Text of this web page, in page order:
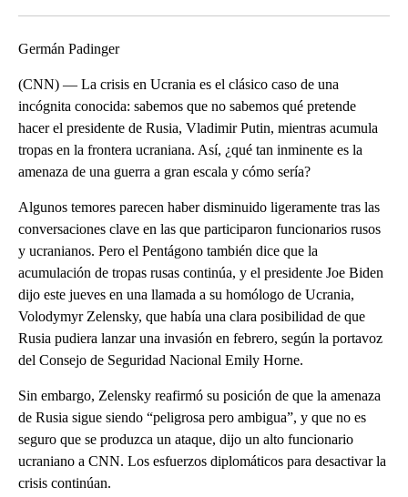
Germán Padinger
(CNN) — La crisis en Ucrania es el clásico caso de una
incógnita conocida: sabemos que no sabemos qué pretende
hacer el presidente de Rusia, Vladimir Putin, mientras acumula
tropas en la frontera ucraniana. Así, ¿qué tan inminente es la
amenaza de una guerra a gran escala y cómo sería?
Algunos temores parecen haber disminuido ligeramente tras las
conversaciones clave en las que participaron funcionarios rusos
y ucranianos. Pero el Pentágono también dice que la
acumulación de tropas rusas continúa, y el presidente Joe Biden
dijo este jueves en una llamada a su homólogo de Ucrania,
Volodymyr Zelensky, que había una clara posibilidad de que
Rusia pudiera lanzar una invasión en febrero, según la portavoz
del Consejo de Seguridad Nacional Emily Horne.
Sin embargo, Zelensky reafirmó su posición de que la amenaza
de Rusia sigue siendo “peligrosa pero ambigua”, y que no es
seguro que se produzca un ataque, dijo un alto funcionario
ucraniano a CNN. Los esfuerzos diplomáticos para desactivar la
crisis continúan.